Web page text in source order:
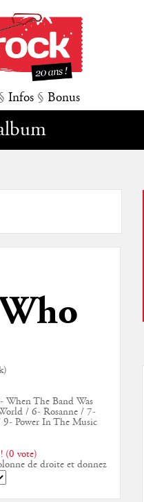
Infos § Bonus
The Band Was
/ 6- Rosanne / 7-
Power In The Music
(0 vote)
de droite et donnez